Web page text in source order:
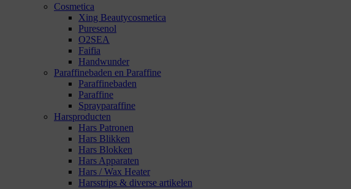
Cosmetica
Xing Beautycosmetica
Puresenol
O2SEA
Faifia
Handwunder
Paraffinebaden en Paraffine
Paraffinebaden
Paraffine
Sprayparaffine
Harsproducten
Hars Patronen
Hars Blikken
Hars Blokken
Hars Apparaten
Hars / Wax Heater
Harsstrips & diverse artikelen